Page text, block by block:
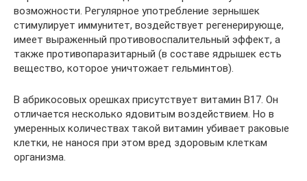
возможности. Регулярное употребление зернышек
стимулирует иммунитет, воздействует регенерирующе,
имеет выраженный противовоспалительный эффект, а
также противопаразитарный (в составе ядрышек есть
вещество, которое уничтожает гельминтов).
В абрикосовых орешках присутствует витамин В17. Он
отличается несколько ядовитым воздействием. Но в
умеренных количествах такой витамин убивает раковые
клетки, не нанося при этом вред здоровым клеткам
организма.